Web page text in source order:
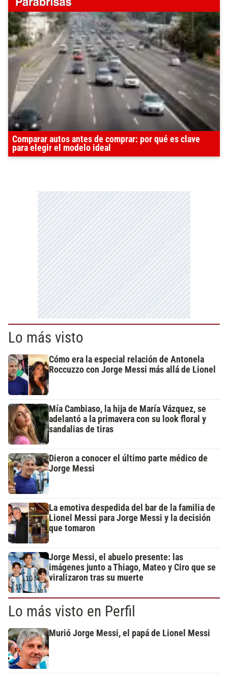
Comparar autos antes de comprar: por qué es clave
para elegir el modelo ideal
Lo más visto
Cómo era la especial relación de Antonela
Roccuzzo con Jorge Messi más allá de Lionel
Mía Cambiaso, la hija de María Vázquez, se
adelantó a la primavera con su look floral y
sandalias de tiras
Dieron a conocer el último parte médico de
Jorge Messi
La emotiva despedida del bar de la familia de
Lionel Messi para Jorge Messi y la decisión
que tomaron
Jorge Messi, el abuelo presente: las
imágenes junto a Thiago, Mateo y Ciro que se
viralizaron tras su muerte
Lo más visto en Perfil
Murió Jorge Messi, el papá de Lionel Messi